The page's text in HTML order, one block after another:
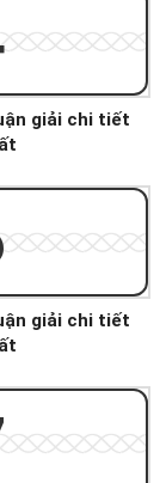
giải chi tiết
giải chi tiết